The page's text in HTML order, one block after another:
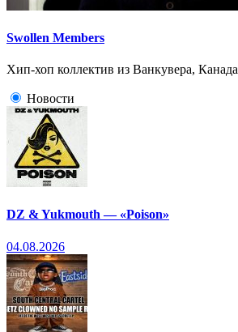
Swollen Members
Хип-хоп коллектив из Ванкувера, Канада
Новости
DZ & Yukmouth — «Poison»
04.08.2026